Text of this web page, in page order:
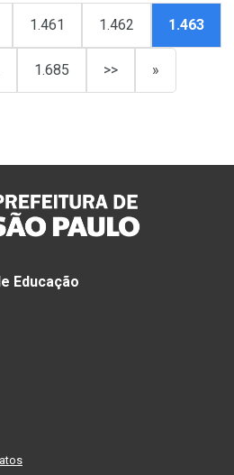
1.461 1.462 1.463
1.685 >> »
Educação